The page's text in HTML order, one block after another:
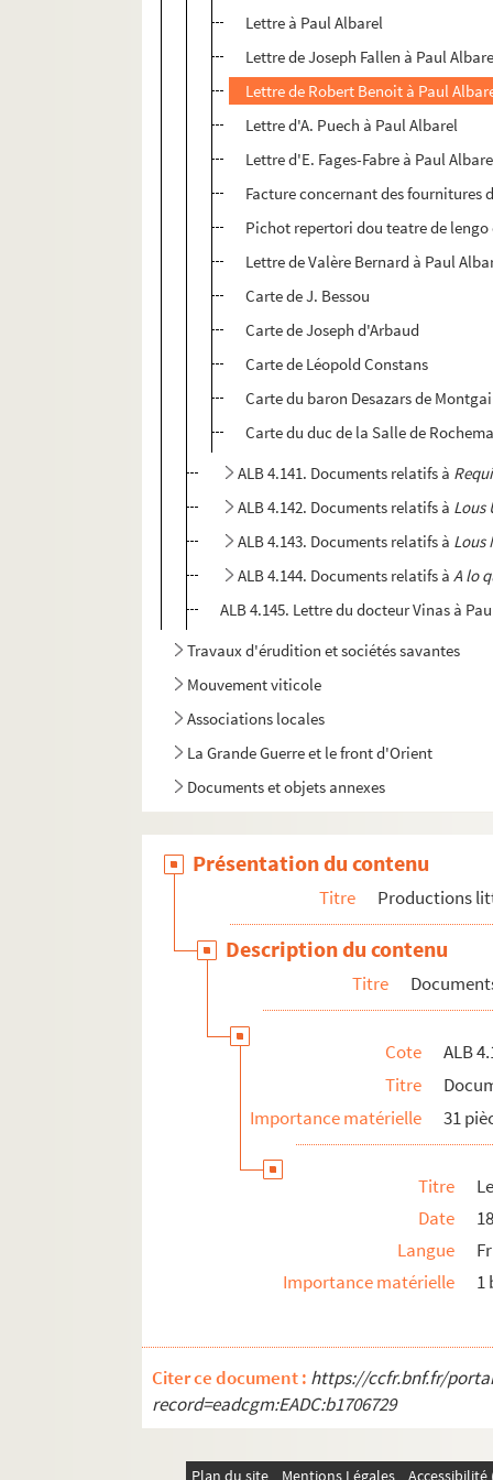
Lettre à Paul Albarel
Lettre de Joseph Fallen à Paul
Lettre de Robert Benoit à Paul
Lettre d'A. Puech à Paul Albarel
Lettre d'E. Fages-Fabre à Paul
Facture concernant des fournitures
Pichot repertori dou teatre de
Lettre de Valère Bernard à Paul
Carte de J. Bessou
Carte de Joseph d'Arbaud
Carte de Léopold Constans
Carte du baron Desazars de
Carte du duc de la Salle de
ALB 4.141. Documents relatifs à
ALB 4.142. Documents relatifs à Lous
ALB 4.143. Documents relatifs à Lous
ALB 4.144. Documents relatifs àA lo
ALB 4.145. Lettre du docteur Vinas à
Travaux d'érudition et sociétés savantes
Mouvement viticole
Associations locales
La Grande Guerre et le front d'Orient
Documents et objets annexes
Présentation du contenu
Titre Productions
Description du contenu
Titre
Cote
ALB
Titre
Importance matérielle
31
Titre
Date
Langue
Importance matérielle
1
Citer ce document : https://ccfr.bnf.fr/
record=eadcgm:EADC:b1706729
Plan du site Mentions Légales